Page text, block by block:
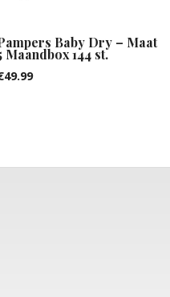
Baby Dry – Maat
Maandbox 144 st.
49.99